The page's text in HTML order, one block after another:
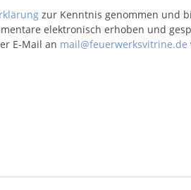
zur Kenntnis genommen und
elektronisch erhoben und
E-Mail an mail@feuerwerksvitrine.de